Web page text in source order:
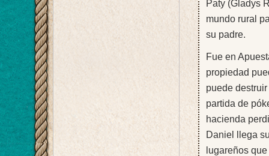
Paty (Gladys
mundo rural
su padre.
Fue en
propiedad
puede
partida de
hacienda
Daniel llega
lugareños